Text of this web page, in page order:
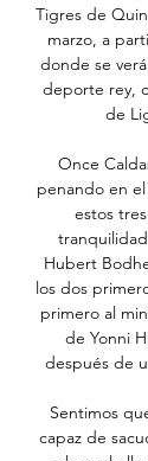
Tigres de
marzo, a
donde se
deporte rey,
de
Once
penando en
estos
Hubert
los dos
primero al
de Yonni
después de
Sentimos
capaz de